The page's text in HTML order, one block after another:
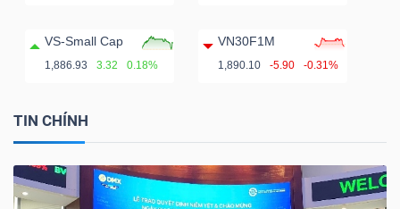
VS-Small Cap
1,886.93 3.32 0.18%
VN30F1M
1,890.10 -5.90 -0.31%
TIN CHÍNH